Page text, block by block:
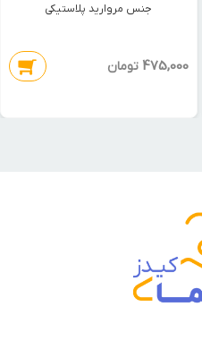
جنس مروارید پلاستیکی
475,000 تومان